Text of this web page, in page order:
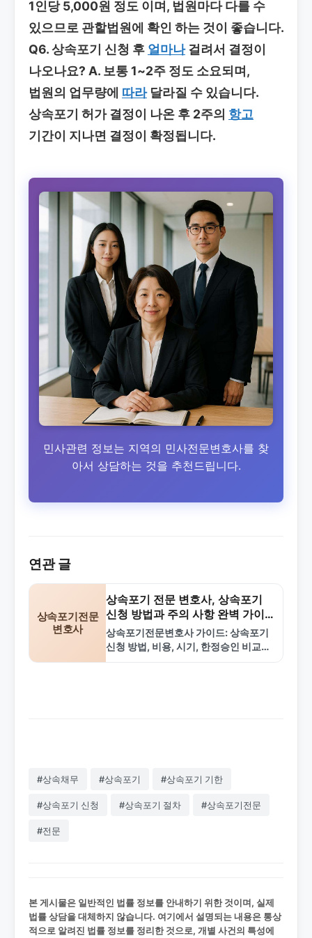
1인당 5,000원 정도 이며, 법원마다 다를 수
있으므로 관할법원에 확인 하는 것이 좋습니다.
Q6. 상속포기 신청 후 얼마나걸려서 결정이
나오나요? A. 보통 1~2주 정도 소요되며,
법원의 업무량에 따라달라질 수 있습니다.
상속포기 허가 결정이 나온 후 2주의 항고
기간이 지나면 결정이 확정됩니다.
민사관련 정보는 지역의 민사전문변호사를 찾
아서 상담하는 것을 추천드립니다.
연관 글
상속포기전문
변호사
상속포기 전문 변호사, 상속포기
신청 방법과 주의 사항 완벽 가이
드
상속포기전문변호사 가이드: 상속포기
신청 방법, 비용, 시기, 한정승인 비교까
#상속채무 #상속포기 #상속포기 기한
#상속포기 신청 #상속포기 절차 #상속포기전문
#전문
본 게시물은 일반적인 법률 정보를 안내하기 위한 것이며, 실제
법률 상담을 대체하지 않습니다. 여기에서 설명되는 내용은 통상
적으로 알려진 법률 정보를 정리한 것으로, 개별 사건의 특성에